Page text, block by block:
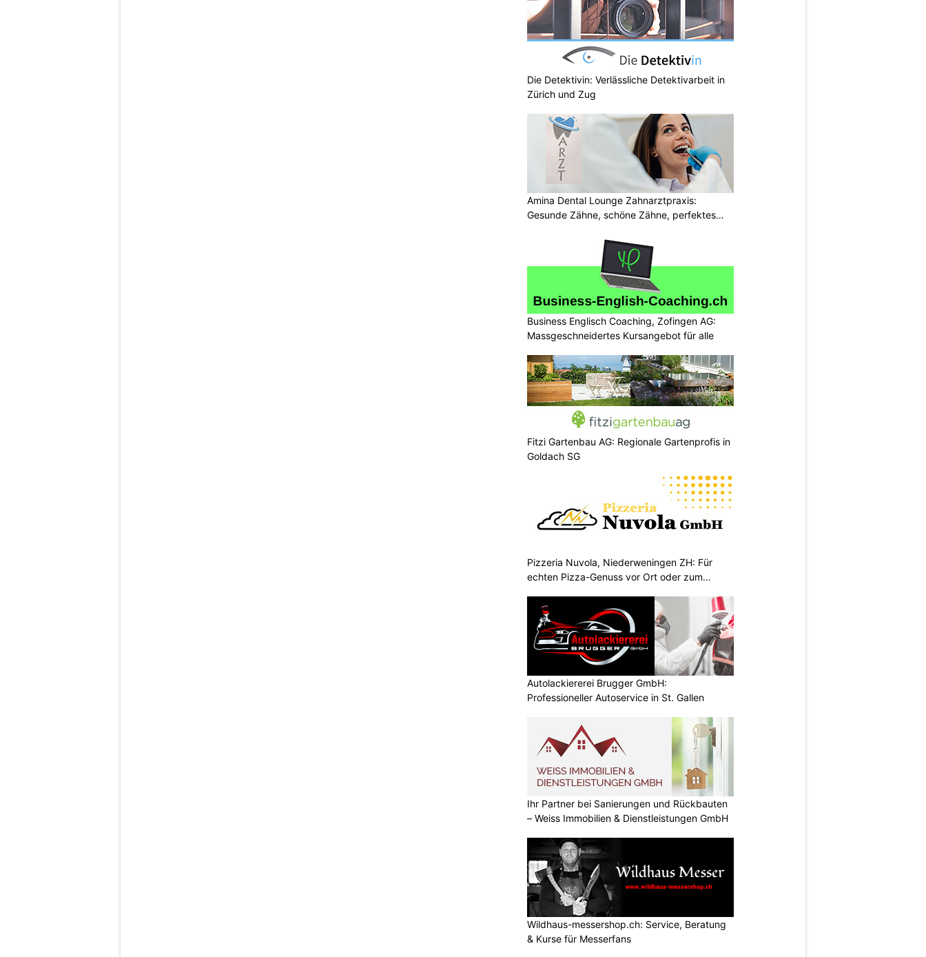
Die Detektivin: Verlässliche Detektivarbeit in
Zürich und Zug
Amina Dental Lounge Zahnarztpraxis:
Gesunde Zähne, schöne Zähne, perfektes
Business Englisch Coaching, Zofingen AG:
Massgeschneidertes Kursangebot für alle
Fitzi Gartenbau AG: Regionale Gartenprofis in
Goldach SG
Pizzeria Nuvola, Niederweningen ZH: Für
echten Pizza-Genuss vor Ort oder zum
Autolackiererei Brugger GmbH:
Professioneller Autoservice in St. Gallen
Ihr Partner bei Sanierungen und Rückbauten
– Weiss Immobilien & Dienstleistungen GmbH
Wildhaus-messershop.ch: Service, Beratung
& Kurse für Messerfans